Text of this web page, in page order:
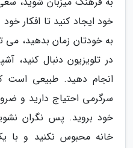
خود ایجاد کنید تا افکار
به خودتان زمان بدهید، می
در تلویزیون دنبال کنید،
انجام دهید. طبیعی
سرگرمی احتیاج دارید و
خود بروید. پس نگران
خانه محبوس نکنید و با